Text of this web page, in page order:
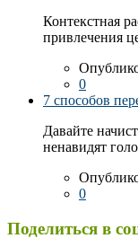
Контекстная
привлечения
0
7 способов
Давайте
ненавидят
0
Поделиться в